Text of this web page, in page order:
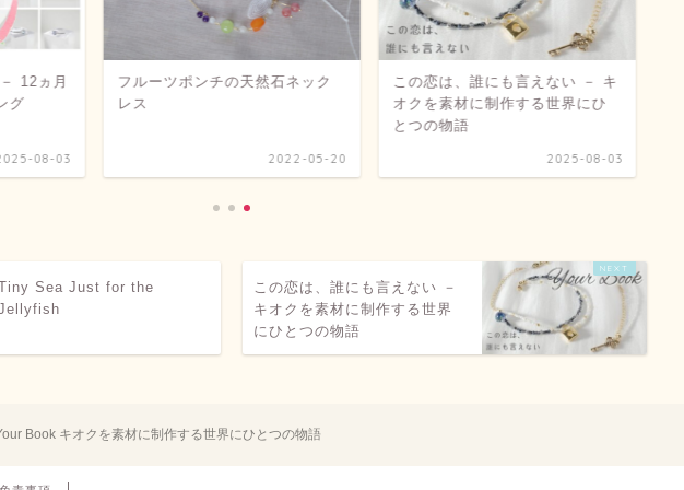
ネック
05-20
この恋は、誰にも言えない － キ
オクを素材に制作する世界にひ
2025-08-03
誕生石の天然石リング － 12ヵ月
の誕生石から選べるリング
2025-08-03
Sea Just for the
この恋は、誰にも言えない －
キオクを素材に制作する世界
にひとつの物語
Book キオクを素材に制作する世界にひとつの物語